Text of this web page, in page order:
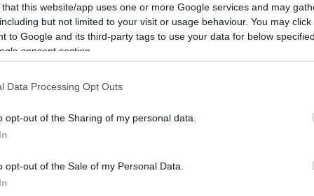
that this website/app uses one or more Google services and may
but not limited to your visit or usage behaviour. You may
to Google and its third-party tags to use your data for below
consent section.
Data Processing Opt Outs
opt-out of the Sharing of my personal data.
opt-out of the Sale of my Personal Data.
την πρόκληση που διαφαίνεται πέραν
χαρακτηριστικά ο κ. Δένδιας ενημερώνοντας
Εξωτερικών Υποθέσεων και Εθνικής
από εμάς θεωρεί ότι συνορεύει με χώρα
προθέσεις, τότε δεν έχει σημασία
δεν το πιστεύει κανείς. Οφείλουμε να
αποτρεπτική μας ισχύ ώστε να αντέξει τις